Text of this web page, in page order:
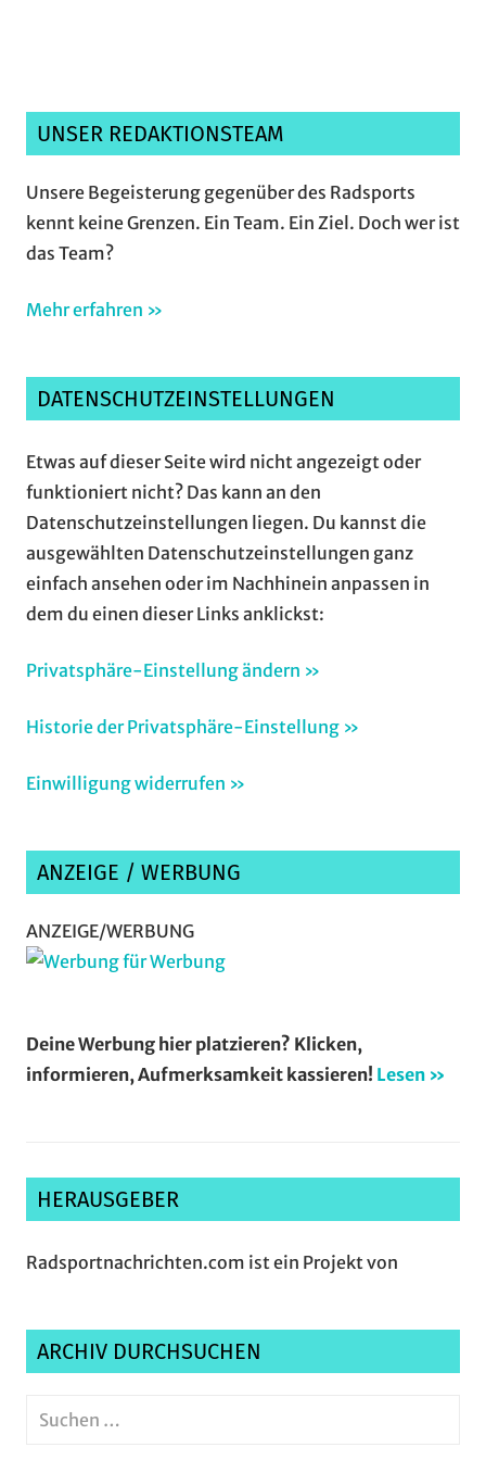
UNSER REDAKTIONSTEAM
Unsere Begeisterung gegenüber des Radsports
kennt keine Grenzen. Ein Team. Ein Ziel. Doch wer ist
das Team?
Mehr erfahren »
DATENSCHUTZEINSTELLUNGEN
Etwas auf dieser Seite wird nicht angezeigt oder
funktioniert nicht? Das kann an den
Datenschutzeinstellungen liegen. Du kannst die
ausgewählten Datenschutzeinstellungen ganz
einfach ansehen oder im Nachhinein anpassen in
dem du einen dieser Links anklickst:
Privatsphäre-Einstellung ändern »
Historie der Privatsphäre-Einstellung »
Einwilligung widerrufen »
ANZEIGE / WERBUNG
ANZEIGE/WERBUNG
Deine Werbung hier platzieren? Klicken,
informieren, Aufmerksamkeit kassieren! Lesen »
HERAUSGEBER
Radsportnachrichten.com ist ein Projekt von
ARCHIV DURCHSUCHEN
Suchen